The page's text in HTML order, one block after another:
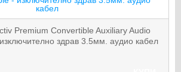
Premium Convertible Auxiliary Audio
здрав 3.5мм. аудио кабел